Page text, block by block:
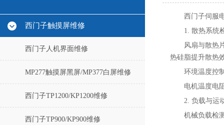
西门子触摸屏维修
西门子人机界面维修
MP277触摸屏黑屏/MP377白屏维修
西门子TP1200/KP1200维修
西门子TP900/KP900维修
西门子伺服
1. ‌散热系统
风扇与散热
热硅脂提升散热
环境温度控
电机温度电
2. ‌负载与运
机械负载检